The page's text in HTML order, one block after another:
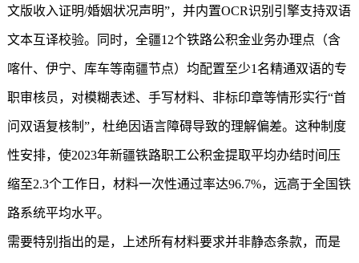
文版收入证明/婚姻状况声明”，并内置OCR识别引擎支持双语
文本互译校验。同时，全疆12个铁路公积金业务办理点（含
喀什、伊宁、库车等南疆节点）均配置至少1名精通双语的专
职审核员，对模糊表述、手写材料、非标印章等情形实行“首
问双语复核制”，杜绝因语言障碍导致的理解偏差。这种制度
性安排，使2023年新疆铁路职工公积金提取平均办结时间压
缩至2.3个工作日，材料一次性通过率达96.7%，远高于全国铁
路系统平均水平。
需要特别指出的是，上述所有材料要求并非静态条款，而是